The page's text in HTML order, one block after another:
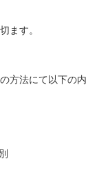
ます。
方法にて以下の内